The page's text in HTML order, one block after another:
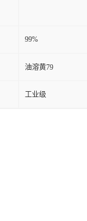
99%
油溶黄79
工业级